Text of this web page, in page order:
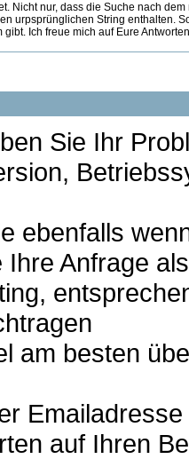
Nicht nur, dass die Suche nach
urpsprünglichen String enthalten.
Ich freue mich auf Eure
Sie Ihr
ebenfalls
Ihre Anfrage
am besten
auf Ihren